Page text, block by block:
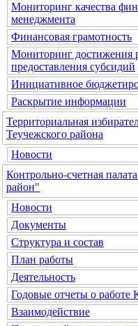
Мониторинг качества
менеджмента
Финансовая грамотность
Мониторинг достижения
предоставления субсидий
Инициативное
Раскрытие информации
Территориальная
Теучежского района
Новости
Контрольно-счетная
район"
Новости
Документы
Структура и состав
План работы
Деятельность
Годовые отчеты о
Взаимодействие